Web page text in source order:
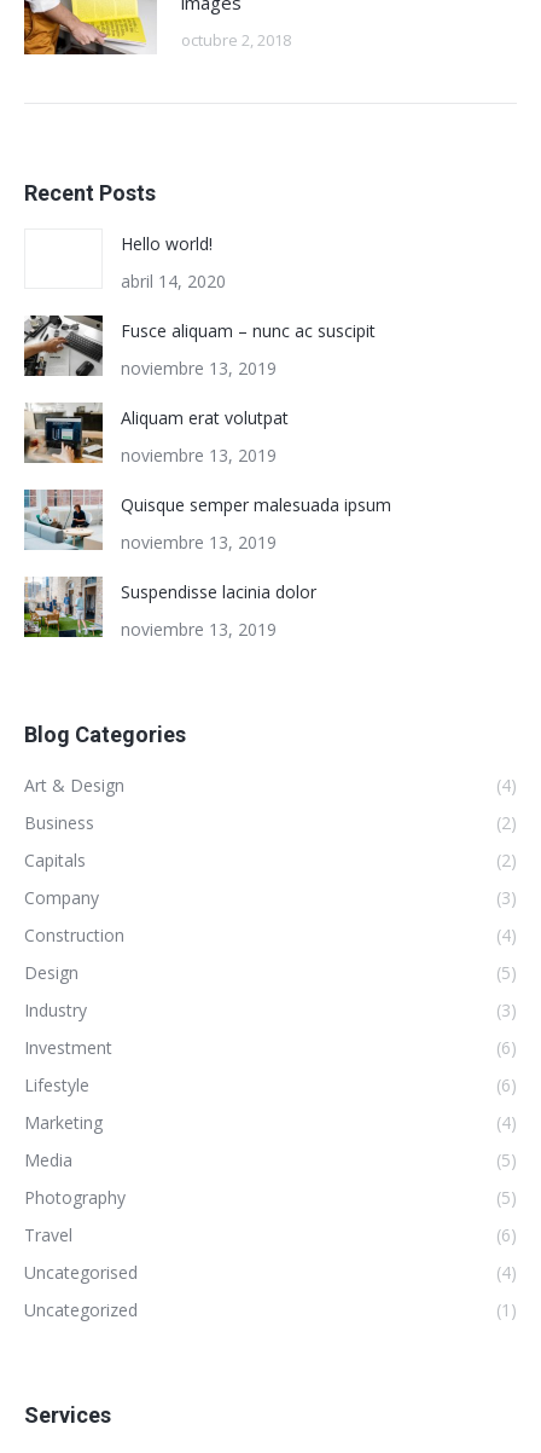
octubre 2, 2018
Recent Posts
Hello world!
abril 14, 2020
Fusce aliquam – nunc ac suscipit
noviembre 13, 2019
Aliquam erat volutpat
noviembre 13, 2019
Quisque semper malesuada ipsum
noviembre 13, 2019
Suspendisse lacinia dolor
noviembre 13, 2019
Blog Categories
Art & Design
(4)
Business
(2)
Capitals
(2)
Company
(3)
Construction
(4)
Design
(5)
Industry
(3)
Investment
(6)
Lifestyle
(6)
Marketing
(4)
Media
(5)
Photography
(5)
Travel
(6)
Uncategorised
(4)
Uncategorized
(1)
Services